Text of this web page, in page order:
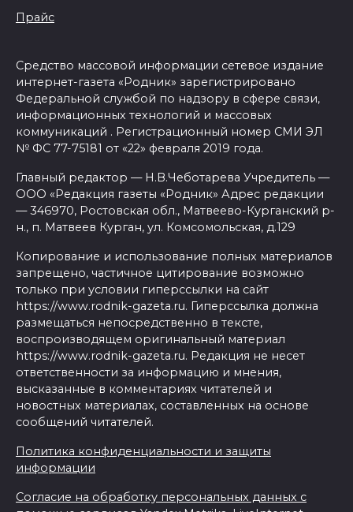
Прайс
Средство массовой информации сетевое издание
интернет-газета «Родник» зарегистрировано
Федеральной службой по надзору в сфере связи,
информационных технологий и массовых
коммуникаций . Регистрационный номер СМИ ЭЛ
№ ФС 77-75181 от «22» февраля 2019 года.
Главный редактор — Н.В.Чеботарева Учредитель —
ООО «Редакция газеты «Родник» Адрес редакции
— 346970, Ростовская обл., Матвеево-Курганский р-
н., п. Матвеев Курган, ул. Комсомольская, д.129
Копирование и использование полных материалов
запрещено, частичное цитирование возможно
только при условии гиперссылки на сайт
https://www.rodnik-gazeta.ru. Гиперссылка должна
размещаться непосредственно в тексте,
воспроизводящем оригинальный материал
https://www.rodnik-gazeta.ru. Редакция не несет
ответственности за информацию и мнения,
высказанные в комментариях читателей и
новостных материалах, составленных на основе
сообщений читателей.
Политика конфиденциальности и защиты
информации
Согласие на обработку персональных данных с